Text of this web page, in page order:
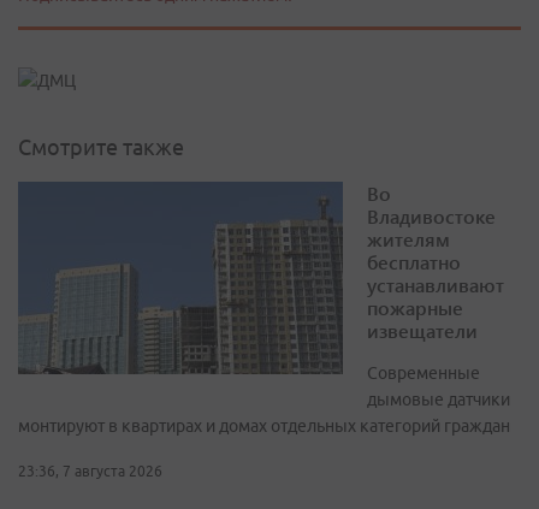
Смотрите также
Во
Владивостоке
жителям
бесплатно
устанавливают
пожарные
извещатели
Современные
дымовые датчики
монтируют в квартирах и домах отдельных категорий граждан
23:36, 7 августа 2026